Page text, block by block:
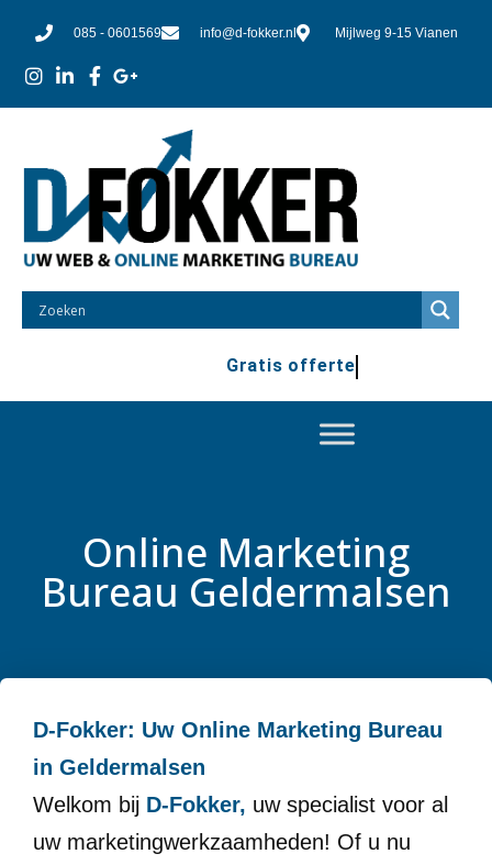
085 - 0601569 info@d-fokker.nl Mijlweg 9-15 Vianen
100% vrijblijvend
Online Marketing
Bureau Geldermalsen
D-Fokker: Uw Online Marketing Bureau
in Geldermalsen
Welkom bij D-Fokker, uw specialist voor al
uw marketingwerkzaamheden! Of u nu